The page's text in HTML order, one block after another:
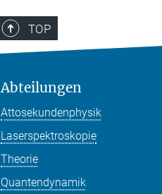
TOP
Abteilungen
Attosekundenphysik
Laserspektroskopie
Theorie
Quantendynamik